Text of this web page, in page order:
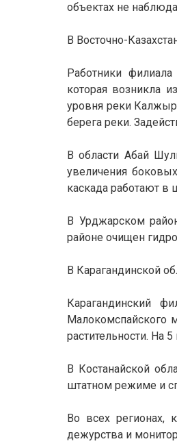
объектах не
В Восточно-
Работники филиала
которая возникла
уровня реки Калжыр
берега реки.
В области Абай
увеличения
каскада работают в
В Урджарском
районе очищен
В Карагандинской
Карагандинский
Малокомспайского
растительности. На
В Костанайской
штатном режиме и
Во всех регионах,
дежурства и